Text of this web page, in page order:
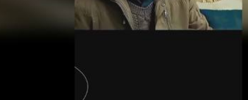
台风白海豚逼近 暴雨大暴雨来袭
男子杀人后逃进深山21年活得像野人